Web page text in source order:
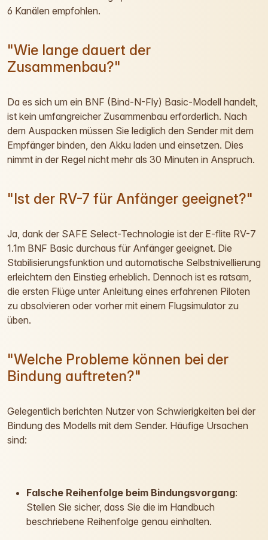
6 Kanälen empfohlen.
"Wie lange dauert der
Zusammenbau?"
Da es sich um ein BNF (Bind-N-Fly) Basic-Modell handelt,
ist kein umfangreicher Zusammenbau erforderlich. Nach
dem Auspacken müssen Sie lediglich den Sender mit dem
Empfänger binden, den Akku laden und einsetzen. Dies
nimmt in der Regel nicht mehr als 30 Minuten in Anspruch.
"Ist der RV-7 für Anfänger geeignet?"
Ja, dank der SAFE Select-Technologie ist der E-flite RV-7
1.1m BNF Basic durchaus für Anfänger geeignet. Die
Stabilisierungsfunktion und automatische Selbstnivellierung
erleichtern den Einstieg erheblich. Dennoch ist es ratsam,
die ersten Flüge unter Anleitung eines erfahrenen Piloten
zu absolvieren oder vorher mit einem Flugsimulator zu
üben.
"Welche Probleme können bei der
Bindung auftreten?"
Gelegentlich berichten Nutzer von Schwierigkeiten bei der
Bindung des Modells mit dem Sender. Häufige Ursachen
sind:
Falsche Reihenfolge beim Bindungsvorgang:
Stellen Sie sicher, dass Sie die im Handbuch
beschriebene Reihenfolge genau einhalten.